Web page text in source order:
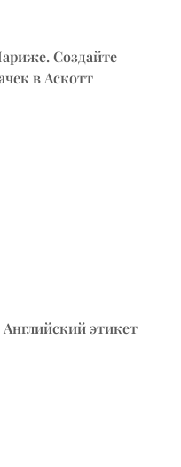
Создайте
в Аскотт
этикет